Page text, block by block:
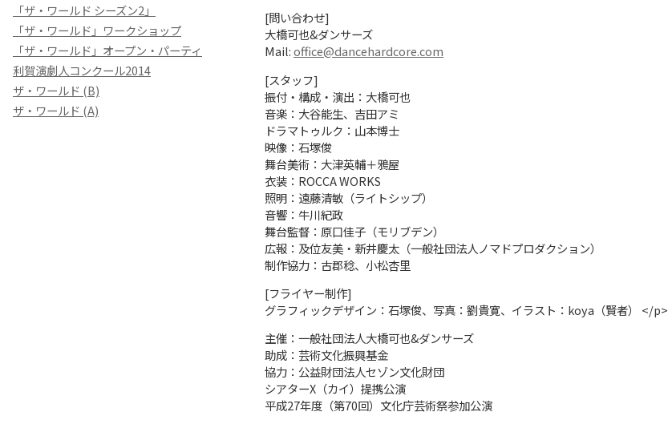
「ザ・ワールド シーズン2」
「ザ・ワールド」ワークショップ
「ザ・ワールド」オープン・パーティ
利賀演劇人コンクール2014
ザ・ワールド (B)
ザ・ワールド (A)
[問い合わせ]
大橋可也&ダンサーズ
Mail:office@dancehardcore.com
[スタッフ]
振付・構成・演出：大橋可也
音楽：大谷能生、吉田アミ
ドラマトゥルク：山本博士
映像：石塚俊
舞台美術：大津英輔＋鴉屋
衣装：ROCCA WORKS
照明：遠藤清敏（ライトシップ）
音響：牛川紀政
舞台監督：原口佳子（モリブデン）
広報：及位友美・新井慶太（一般社団法人ノマドプロダクション）
制作協力：古郡稔、小松杏里
[フライヤー制作]
グラフィックデザイン：石塚俊、写真：劉貴寛、イラスト：koya（賢者） </p>
主催：一般社団法人大橋可也&ダンサーズ
助成：芸術文化振興基金
協力：公益財団法人セゾン文化財団
シアターX（カイ）提携公演
平成27年度（第70回）文化庁芸術祭参加公演